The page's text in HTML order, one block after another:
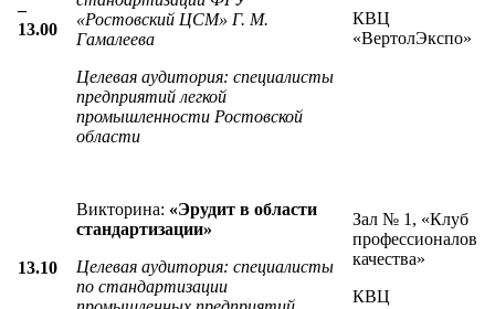
–
13.00
«Ростовский ЦСМ» Г. М.
Гамалеева
Целевая аудитория: специалисты
предприятий легкой
промышленности Ростовской
области
КВЦ
«ВертолЭкспо»
13.10
Викторина: «Эрудит в области
стандартизации»
Целевая аудитория: специалисты
по стандартизации
Зал № 1, «Клуб
профессионалов
качества»
КВЦ